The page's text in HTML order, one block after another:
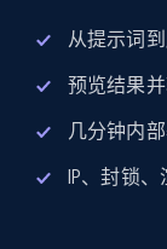
从提示词
预览结果并
几分钟内部
IP、封锁